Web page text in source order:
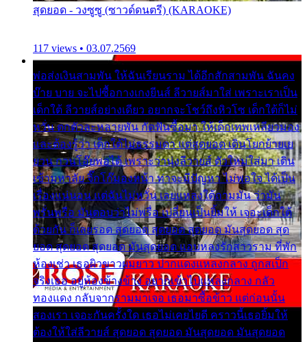
สุดยอด - วงซูซู (ซาวด์ดนตรี) (KARAOKE)
117 views • 03.07.2569
พ่อส่งเงินสามพัน ให้ฉันเรียนราม ได้อีกสักสามพัน ฉันคง
บ๊าย บาย จะไปซื้อกางเกงยีนส์ ลีวายส์มาใส่ เพราะเราเป็น
เด็กใต้ ลีวายส์อย่างเดียว อยากจะโชว์ถึงหิวโซ เด็กใต้ก็ไม่
หวั่น ตกตัวละหลายพัน กัดฟันซื้อมา ให้เด็กเทพเหลียวมอง
และต้องรู้ว่า เด็กใต้ไม่ธรรมดา แต่สุดยอด เดินโยกย้ายเย
ยวน กวนโอ๊ยพอได้ เพราะว่านุ่งลีวายส์ ตัวใหม่ใส่มา เดิน
เข้ามหาลัย จิ๊กโก๊มองหน้า ท่าจะมีปัญหา ไม่พอใจ ได้เป็น
เรื่องแน่นอน แต่ฉันไม่หวั่น เลยแหลงใต้ถามมัน ว่ามัน
พรั่นพรือ มันตอบว่าไม่พรื่อ เปลี่ยนเป็นยิ้มให้ เจอะเด็กใต้
ด้วยกัน ก็เลยรอด สุดยอด สุดยอด สุดยอด มันสุดยอด สุด
ยอด สุดยอด สุดยอด มันสุดยอด แอบหลงรักสาวราม ที่พัก
ห้องเช่า เธอผิวขาวผมยาว ปากแดงแหลงกลาง ถูกสเป็ก
จริงเธอ อยู่ห้องข้างข้าง อยากเข้าไปแหลงกลาง กลัว
ทองแดง กลับจากรามมาเจอ เธอมาซื้อข้าว แต่ก่อนนั้น
สองเรา เจอะกันครั้งใด เธอไม่เคยไยดี คราวนี้เธอยิ้มให้
ต้องให้ใส่ลีวายส์ สุดยอด สุดยอด มันสุดยอด มันสุดยอด